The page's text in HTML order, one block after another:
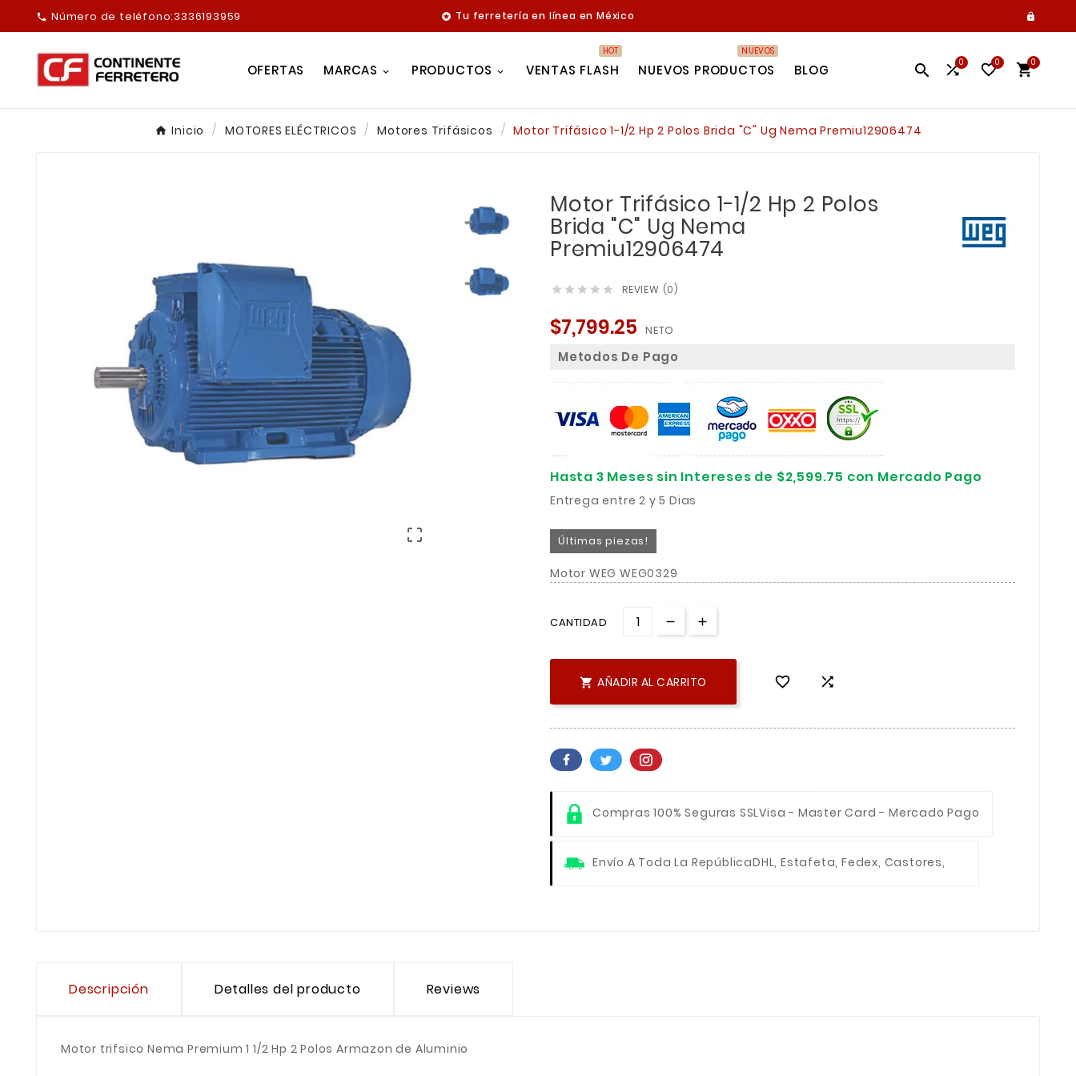
 Número de teléfono:3336193959  Tu ferretería en línea en México 
OFERTAS MARCAS PRODUCTOS VENTAS FLASH
HOT
NUEVOS PRODUCTOS
NUEVOS
BLOG  0 0 0
Inicio MOTORES ELÉCTRICOS Motores Trifásicos Motor Trifásico 1-1/2 Hp 2 Polos Brida "C" Ug Nema Premiu12906474

Motor Trifásico 1-1/2 Hp 2 Polos
Brida "C" Ug Nema
Premiu12906474
     REVIEW (0)
$7,799.25 NETO
Metodos De Pago
Hasta 3 Meses sin Intereses de $2,599.75 con Mercado Pago
Entrega entre 2 y 5 Dias
Últimas piezas!
Motor WEG WEG0329
CANTIDAD
 AÑADIR AL CARRITO  
Compras 100% Seguras SSLVisa - Master Card - Mercado Pago
Envío A Toda La RepúblicaDHL, Estafeta, Fedex, Castores,
Descripción Detalles del producto Reviews
Motor trifsico Nema Premium 1 1/2 Hp 2 Polos Armazon de Aluminio